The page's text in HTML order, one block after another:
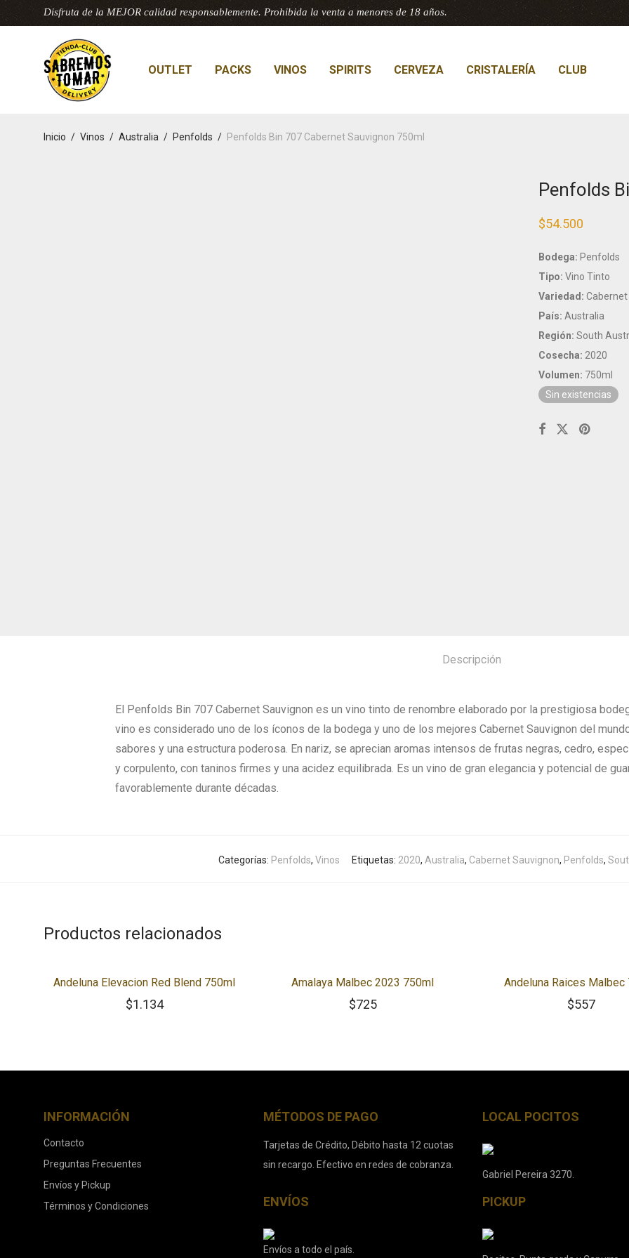
Disfruta de la MEJOR calidad responsablemente. Prohibida la venta a menores de 18 años.
OUTLET PACKS VINOS SPIRITS CERVEZA CRISTALERÍA CLUB
Inicio / Vinos / Australia / Penfolds / Penfolds Bin 707 Cabernet Sauvignon 750ml
Penfolds
$54.500
Bodega: Penfolds
Tipo: Vino Tinto
Variedad:
País: Australia
Región: South
Cosecha: 2020
Volumen: 750ml
Sin existencias
Descripción
El Penfolds Bin 707 Cabernet Sauvignon es un vino tinto de renombre elaborado por la prestigiosa
vino es considerado uno de los íconos de la bodega y uno de los mejores Cabernet Sauvignon del
sabores y una estructura poderosa. En nariz, se aprecian aromas intensos de frutas negras, cedro,
y corpulento, con taninos firmes y una acidez equilibrada. Es un vino de gran elegancia y potencial de
favorablemente durante décadas.
Categorías: Penfolds, Vinos Etiquetas: 2020, Australia, Cabernet Sauvignon, Penfolds,
Productos relacionados
Andeluna Elevacion Red Blend 750ml
$1.134
Amalaya Malbec 2023 750ml
$725
Andeluna Raices Malbec
$557
INFORMACIÓN
Contacto
Preguntas Frecuentes
Envíos y Pickup
Términos y Condiciones
MÉTODOS DE PAGO
Tarjetas de Crédito, Débito hasta 12 cuotas
sin recargo. Efectivo en redes de cobranza.
ENVÍOS
Envíos a todo el país.
LOCAL POCITOS
Gabriel Pereira 3270.
PICKUP